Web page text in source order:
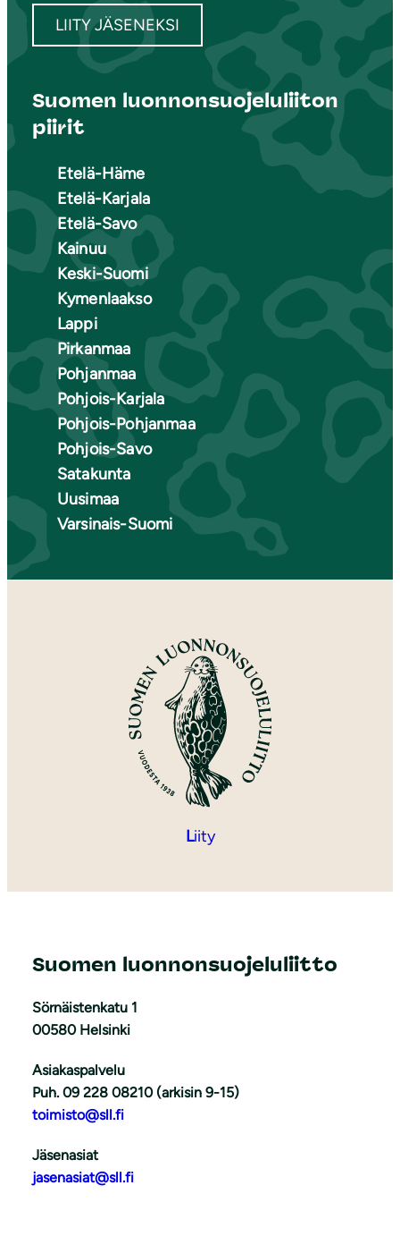
LIITY JÄSENEKSI
Suomen luonnonsuojeluliiton
piirit
Etelä-Häme
Etelä-Karjala
Etelä-Savo
Kainuu
Keski-Suomi
Kymenlaakso
Lappi
Pirkanmaa
Pohjanmaa
Pohjois-Karjala
Pohjois-Pohjanmaa
Pohjois-Savo
Satakunta
Uusimaa
Varsinais-Suomi
Liity
Suomen luonnonsuojeluliitto
Sörnäistenkatu 1
00580 Helsinki
Asiakaspalvelu
Puh. 09 228 08210 (arkisin 9-15)
toimisto@sll.fi
Jäsenasiat
jasenasiat@sll.fi